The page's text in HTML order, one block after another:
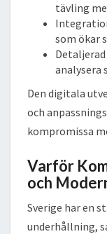
tävling
som ökar
analysera
Den digitala
och
kompromissa
Varför
och
Sverige har en
underhållning,